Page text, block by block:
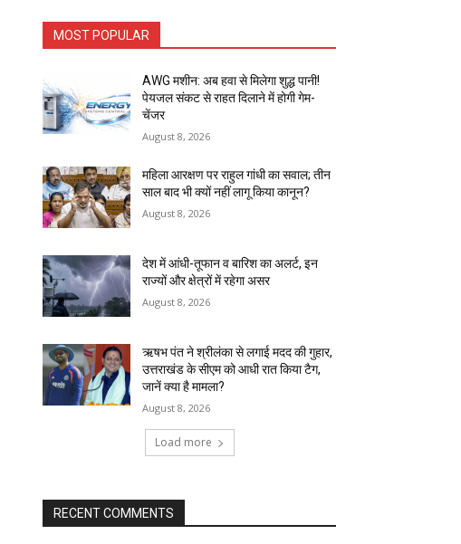
MOST POPULAR
AWG मशीन: अब हवा से मिलेगा शुद्ध पानी!
पेयजल संकट से राहत दिलाने में होगी गेम-
चेंजर
August 8, 2026
महिला आरक्षण पर राहुल गांधी का सवाल; तीन
साल बाद भी क्यों नहीं लागू किया कानून?
August 8, 2026
देश में आंधी-तूफान व बारिश का अलर्ट, इन
राज्यों और क्षेत्रों में रहेगा असर
August 8, 2026
ऋषभ पंत ने श्रीलंका से लगाई मदद की गुहार,
उत्तराखंड के सीएम को आधी रात किया टैग,
जानें क्या है मामला?
August 8, 2026
Load more
RECENT COMMENTS